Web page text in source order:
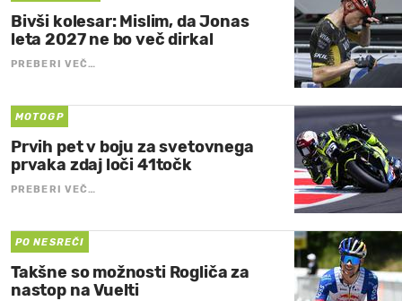
Bivši kolesar: Mislim, da Jonas
leta 2027 ne bo več dirkal
PREBERI VEČ…
MOTOGP
Prvih pet v boju za svetovnega
prvaka zdaj loči 41točk
PREBERI VEČ…
PO NESREČI
Takšne so možnosti Rogliča za
nastop na Vuelti